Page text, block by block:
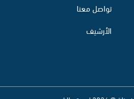
تواصل معنا
الأرشيف